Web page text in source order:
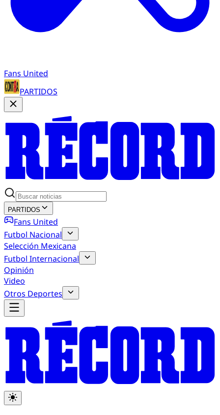
Fans United
PARTIDOS
PARTIDOS
Fans United
Futbol Nacional
Selección Mexicana
Futbol Internacional
Opinión
Video
Otros Deportes